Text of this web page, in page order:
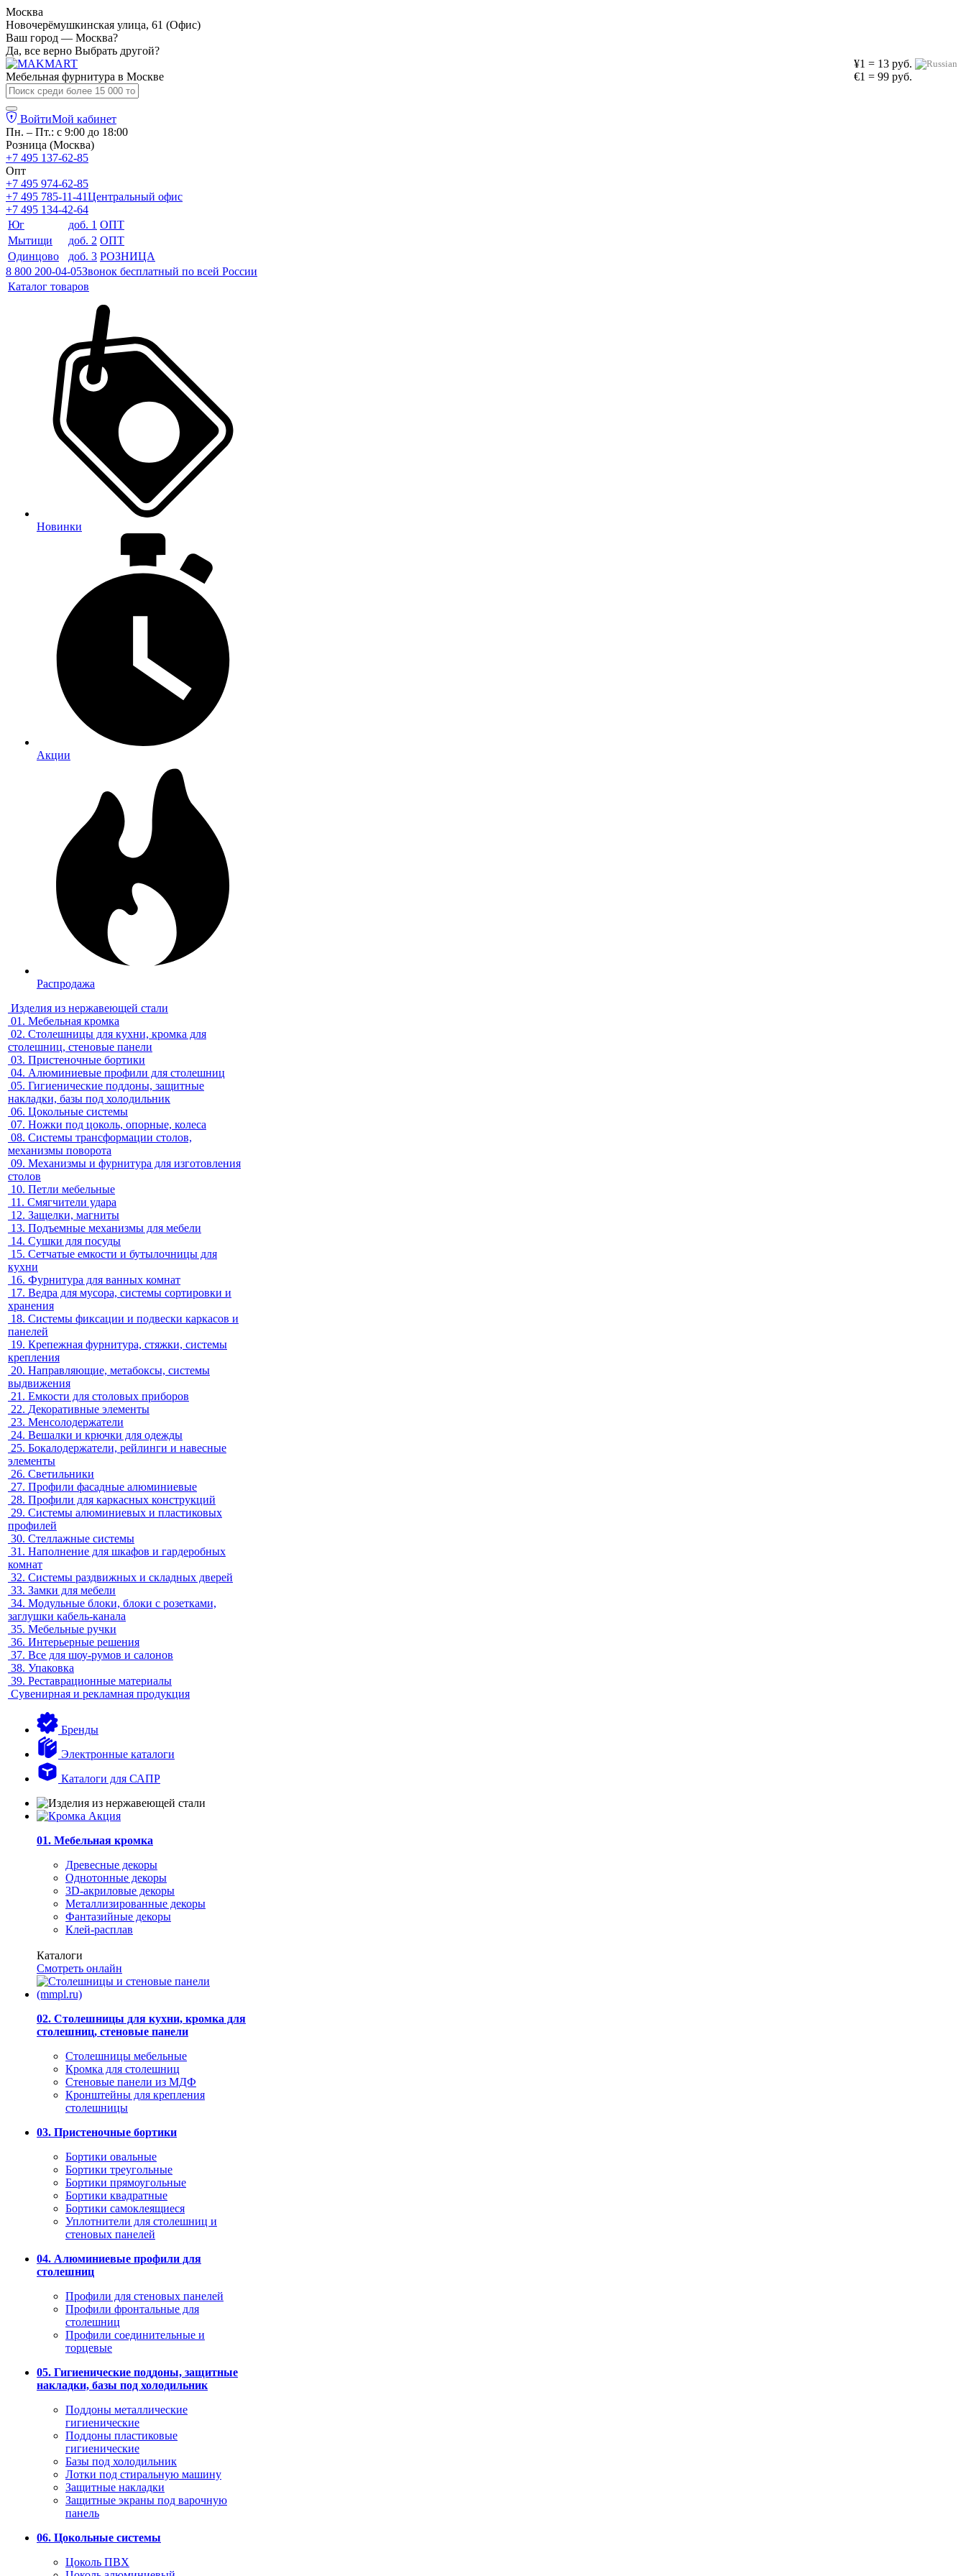
Москва
Новочерёмушкинская улица, 61 (Офис)
Ваш город — Москва?
Да, все верно Выбрать другой?
¥1 = 13 руб.
€1 = 99 руб.
Мебельная фурнитура в Москве
ВойтиМой кабинет
Пн. – Пт.: с 9:00 до 18:00
Розница (Москва)
+7 495 137-62-85
Опт
+7 495 974-62-85
+7 495 785-11-41Центральный офис
+7 495 134-42-64
Юг
доб. 1 ОПТ
Мытищи
доб. 2 ОПТ
Одинцово
доб. 3 РОЗНИЦА
8 800 200-04-05Звонок бесплатный по всей России
Каталог товаров
Новинки
Акции
Распродажа
Изделия из нержавеющей стали
01. Мебельная кромка
02. Столешницы для кухни, кромка для
столешниц, стеновые панели
03. Пристеночные бортики
04. Алюминиевые профили для столешниц
05. Гигиенические поддоны, защитные
накладки, базы под холодильник
06. Цокольные системы
07. Ножки под цоколь, опорные, колеса
08. Системы трансформации столов,
механизмы поворота
09. Механизмы и фурнитура для изготовления
столов
10. Петли мебельные
11. Смягчители удара
12. Защелки, магниты
13. Подъемные механизмы для мебели
14. Сушки для посуды
15. Сетчатые емкости и бутылочницы для
кухни
16. Фурнитура для ванных комнат
17. Ведра для мусора, системы сортировки и
хранения
18. Системы фиксации и подвески каркасов и
панелей
19. Крепежная фурнитура, стяжки, системы
крепления
20. Направляющие, метабоксы, системы
выдвижения
21. Емкости для столовых приборов
22. Декоративные элементы
23. Менсолодержатели
24. Вешалки и крючки для одежды
25. Бокалодержатели, рейлинги и навесные
элементы
26. Светильники
27. Профили фасадные алюминиевые
28. Профили для каркасных конструкций
29. Системы алюминиевых и пластиковых
профилей
30. Стеллажные системы
31. Наполнение для шкафов и гардеробных
комнат
32. Системы раздвижных и складных дверей
33. Замки для мебели
34. Модульные блоки, блоки с розетками,
заглушки кабель-канала
35. Мебельные ручки
36. Интерьерные решения
37. Все для шоу-румов и салонов
38. Упаковка
39. Реставрационные материалы
Сувенирная и рекламная продукция
Бренды
Электронные каталоги
Каталоги для САПР
01. Мебельная кромка
Древесные декоры
Однотонные декоры
3D-акриловые декоры
Металлизированные декоры
Фантазийные декоры
Клей-расплав
Каталоги
Смотреть онлайн
02. Столешницы для кухни, кромка для
столешниц, стеновые панели
Столешницы мебельные
Кромка для столешниц
Стеновые панели из МДФ
Кронштейны для крепления
столешницы
03. Пристеночные бортики
Бортики овальные
Бортики треугольные
Бортики прямоугольные
Бортики квадратные
Бортики самоклеящиеся
Уплотнители для столешниц и
стеновых панелей
04. Алюминиевые профили для
столешниц
Профили для стеновых панелей
Профили фронтальные для
столешниц
Профили соединительные и
торцевые
05. Гигиенические поддоны, защитные
накладки, базы под холодильник
Поддоны металлические
гигиенические
Поддоны пластиковые
гигиенические
Базы под холодильник
Лотки под стиральную машину
Защитные накладки
Защитные экраны под варочную
панель
06. Цокольные системы
Цоколь ПВХ